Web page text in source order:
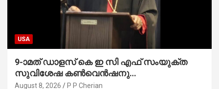
USA
9-ാമത് ഡാളസ് കെ ഇ സി എഫ് സംയുക്ത
സുവിശേഷ കൺവെൻഷനു
പ്രാർത്ഥനാനിർഭരമായ തുടക്കം
August 8, 2026 P P Cherian